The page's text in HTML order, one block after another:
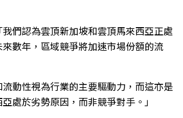
們認為雲頂新加坡和雲頂馬來西亞正處
數年，區域競爭將加速市場份額的流
流動性視為行業的主要驅動力，而這亦是
處於劣勢原因，而非競爭對手。」